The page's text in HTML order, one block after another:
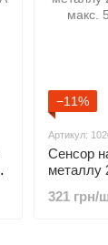
−11%
Артикул:
Сенсор
металлу
321 грн/